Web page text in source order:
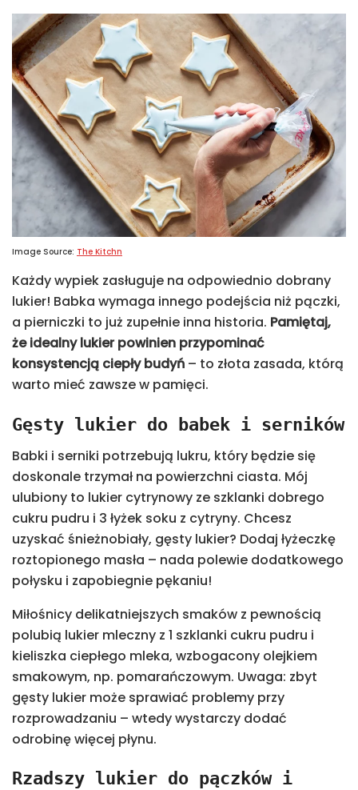
Image Source: The Kitchn
Każdy wypiek zasługuje na odpowiednio dobrany
lukier! Babka wymaga innego podejścia niż pączki,
a pierniczki to już zupełnie inna historia. Pamiętaj,
że idealny lukier powinien przypominać
konsystencją ciepły budyń – to złota zasada, którą
warto mieć zawsze w pamięci.
Gęsty lukier do babek i serników
Babki i serniki potrzebują lukru, który będzie się
doskonale trzymał na powierzchni ciasta. Mój
ulubiony to lukier cytrynowy ze szklanki dobrego
cukru pudru i 3 łyżek soku z cytryny. Chcesz
uzyskać śnieżnobiały, gęsty lukier? Dodaj łyżeczkę
roztopionego masła – nada polewie dodatkowego
połysku i zapobiegnie pękaniu!
Miłośnicy delikatniejszych smaków z pewnością
polubią lukier mleczny z 1 szklanki cukru pudru i
kieliszka ciepłego mleka, wzbogacony olejkiem
smakowym, np. pomarańczowym. Uwaga: zbyt
gęsty lukier może sprawiać problemy przy
rozprowadzaniu – wtedy wystarczy dodać
odrobinę więcej płynu.
Rzadszy lukier do pączków i